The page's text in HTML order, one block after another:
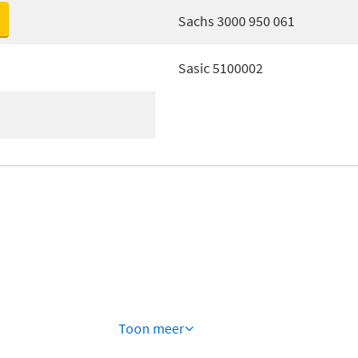
Sachs 3000 950 061
Sasic 5100002
Toon meer